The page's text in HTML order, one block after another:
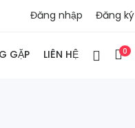
Đăng nhập Đăng ký
GẶP LIÊN HỆ 0